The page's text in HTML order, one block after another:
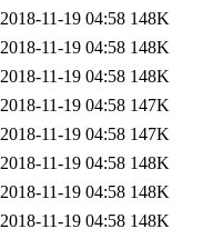
2018-11-19 04:58 148K
2018-11-19 04:58 148K
2018-11-19 04:58 148K
2018-11-19 04:58 147K
2018-11-19 04:58 147K
2018-11-19 04:58 148K
2018-11-19 04:58 148K
2018-11-19 04:58 148K